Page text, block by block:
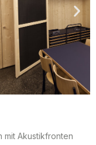
mit Akustikfronten